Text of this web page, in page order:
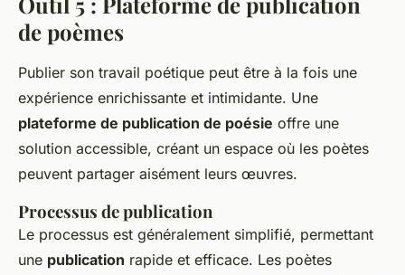
de poèmes
Publier son travail poétique peut être à la fois une
expérience enrichissante et intimidante. Une
plateforme de publication de poésie offre une
solution accessible, créant un espace où les poètes
peuvent partager aisément leurs œuvres.
Processus de publication
Le processus est généralement simplifié, permettant
une publication rapide et efficace. Les poètes